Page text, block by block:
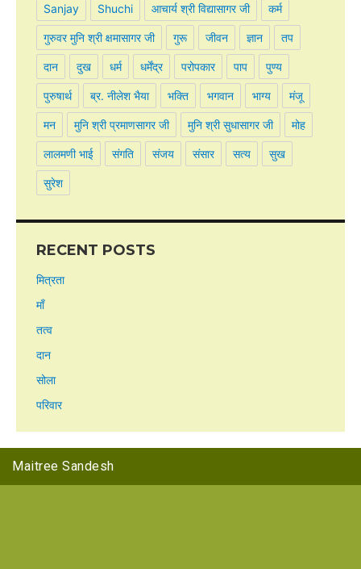
Sanjay Shuchi आचार्य श्री विद्यासागर जी कर्म
गुरुवर मुनि श्री क्षमासागर जी गुरू जीवन ज्ञान तप
दान दुख धर्म धर्मेंद्र परोपकार पाप पुण्य
पुरुषार्थ ब्र. नीलेश भैया भक्ति भगवान भाग्य मंजू
मन मुनि श्री प्रमाणसागर जी मुनि श्री सुधासागर जी मोह
लालमणी भाई संगति संजय संसार सत्य सुख
सुरेश
RECENT POSTS
मित्रता
माँ
तत्व
दान
सोला
परिवार
Maitree Sandesh